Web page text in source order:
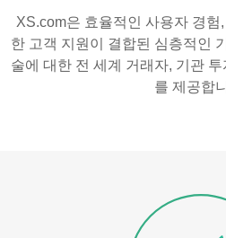
XS.com은 효율적인 사용자 경험
한 고객 지원이 결합된 심층적인
술에 대한 전 세계 거래자, 기관
를 제공합